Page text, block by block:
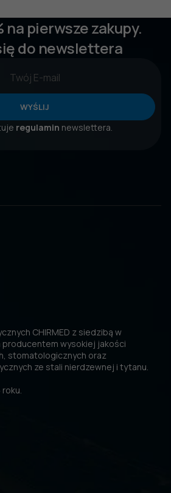
na pierwsze zakupy.
do newslettera
WYŚLIJ
regulamin newslettera.
CHIRMED z siedzibą w
producentem wysokiej jakości
stomatologicznych oraz
ze stali nierdzewnej i tytanu.
roku.